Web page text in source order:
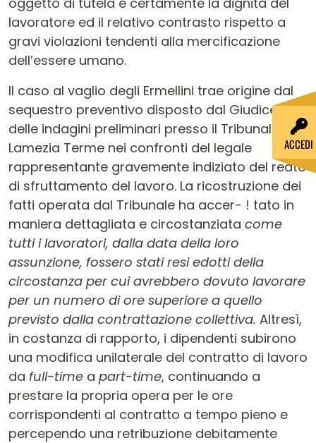
lavoratore ed il relativo contrasto rispetto a
gravi violazioni tendenti alla mercificazione
dell’essere umano.
Il caso al vaglio degli Ermellini trae origine dal
sequestro preventivo disposto dal Giudice
delle indagini preliminari presso il Tribunale di
Lamezia Terme nei confronti del legale
rappresentante gravemente indiziato del reato
di sfruttamento del lavoro. La ricostruzione dei
fatti operata dal Tribunale ha accer- ! tato in
maniera dettagliata e circostanziata come
tutti i lavoratori, dalla data della loro
assunzione, fossero stati resi edotti della
circostanza per cui avrebbero dovuto lavorare
per un numero di ore superiore a quello
previsto dalla contrattazione collettiva. Altresì,
in costanza di rapporto, i dipendenti subirono
una modifica unilaterale del contratto di lavoro
da full-time a part-time, continuando a
prestare la propria opera per le ore
corrispondenti al contratto a tempo pieno e
percependo una retribuzione debitamente
ACCEDI